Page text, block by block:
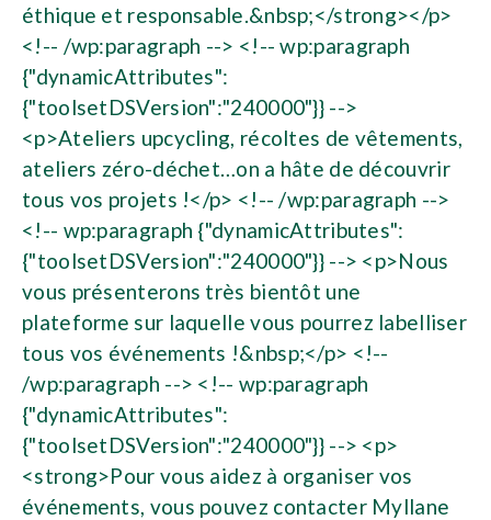
éthique et responsable.&nbsp;</strong></p>
<!-- /wp:paragraph --> <!-- wp:paragraph
{"dynamicAttributes":
{"toolsetDSVersion":"240000"}} -->
<p>Ateliers upcycling, récoltes de vêtements,
ateliers zéro-déchet…on a hâte de découvrir
tous vos projets !</p> <!-- /wp:paragraph -->
<!-- wp:paragraph {"dynamicAttributes":
{"toolsetDSVersion":"240000"}} --> <p>Nous
vous présenterons très bientôt une
plateforme sur laquelle vous pourrez labelliser
tous vos événements !&nbsp;</p> <!--
/wp:paragraph --> <!-- wp:paragraph
{"dynamicAttributes":
{"toolsetDSVersion":"240000"}} --> <p>
<strong>Pour vous aidez à organiser vos
événements, vous pouvez contacter Myllane